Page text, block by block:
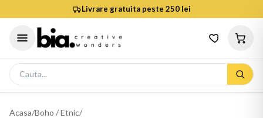
Livrare gratuita peste 250 lei
Acasa/Boho / Etnic/